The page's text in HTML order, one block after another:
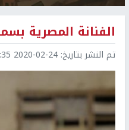
الفنانة المصرية
تم النشر بتاريخ: 2020-02-24 15:35